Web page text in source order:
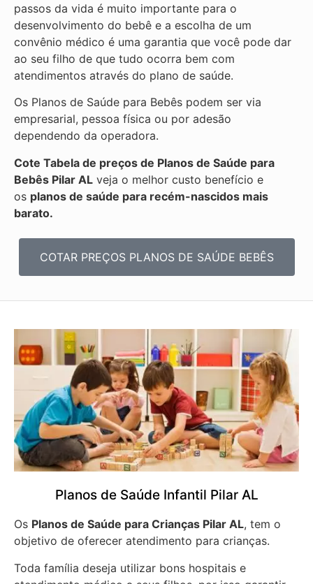
passos da vida é muito importante para o
desenvolvimento do bebê e a escolha de um
convênio médico é uma garantia que você pode dar
ao seu filho de que tudo ocorra bem com
atendimentos através do plano de saúde.
Os Planos de Saúde para Bebês podem ser via
empresarial, pessoa física ou por adesão
dependendo da operadora.
Cote Tabela de preços de Planos de Saúde para
Bebês Pilar AL veja o melhor custo benefício e
os planos de saúde para recém-nascidos mais
barato.
COTAR PREÇOS PLANOS DE SAÚDE BEBÊS
Planos de Saúde Infantil Pilar AL
Os Planos de Saúde para Crianças Pilar AL, tem o
objetivo de oferecer atendimento para crianças.
Toda família deseja utilizar bons hospitais e